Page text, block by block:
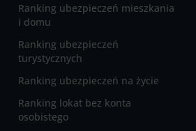
Ranking ubezpieczeń mieszkania
i domu
Ranking ubezpieczeń
turystycznych
Ranking ubezpieczeń na życie
Ranking lokat bez konta
osobistego